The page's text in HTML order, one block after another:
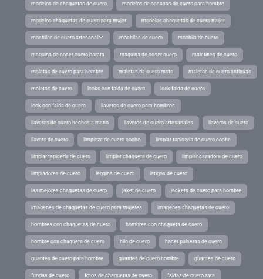
modelos de chaquetas de cuero modelos de casacas de cuero para hombre
modelos chaquetas de cuero para mujer modelos chaquetas de cuero mujer
mochilas de cuero artesanales mochilas de cuero mochila de cuero
maquina de coser cuero barata maquina de coser cuero maletines de cuero
maletas de cuero para hombre maletas de cuero moto maletas de cuero antiguas
maletas de cuero looks con falda de cuero look falda de cuero
look con falda de cuero llaveros de cuero para hombres
llaveros de cuero hechos a mano llaveros de cuero artesanales llaveros de cuero
llavero de cuero limpieza de cuero coche limpiar tapiceria de cuero coche
limpiar tapiceria de cuero limpiar chaqueta de cuero limpiar cazadora de cuero
limpiadores de cuero leggins de cuero latigos de cuero
las mejores chaquetas de cuero jaket de cuero jackets de cuero para hombre
imagenes de chaquetas de cuero para mujeres imagenes chaquetas de cuero
hombres con chaquetas de cuero hombres con chaqueta de cuero
hombre con chaqueta de cuero hilo de cuero hacer pulseras de cuero
guantes de cuero para hombre guantes de cuero hombre guantes de cuero
fundas de cuero fotos de chaquetas de cuero faldas de cuero zara